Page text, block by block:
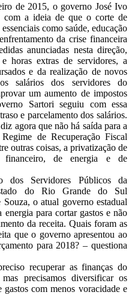
de 2015, o governo José Ivo
com a ideia de que o corte de
como saúde, educação
da crise financeira
anunciadas nesta direção,
horas extras de servidores, a
e da realização de novos
salários dos servidores do
um aumento de impostos
Sartori seguiu com essa
e parcelamento dos salários.
agora que não há saída para a
de Recuperação Fiscal
outras coisas, a privatização de
financeiro, de energia e de
dos Servidores Públicos da
do Rio Grande do Sul
o atual governo estadual
energia para cortar gastos e não
da receita. Quais foram as
que o governo apresentou ao
para 2018? – questiona
recuperar as finanças do
precisamos diversificar os
com menos voracidade e